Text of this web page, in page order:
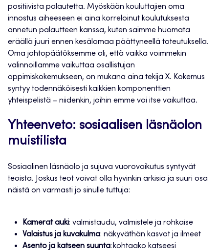
positiivista palautetta. Myöskään kouluttajien oma
innostus aiheeseen ei aina korreloinut koulutuksesta
annetun palautteen kanssa, kuten saimme huomata
eräällä juuri ennen kesälomaa päättyneellä toteutuksella.
Oma johtopäätöksemme oli, että vaikka voimmekin
valinnoillamme vaikuttaa osallistujan
oppimiskokemukseen, on mukana aina tekijä X. Kokemus
syntyy todennäköisesti kaikkien komponenttien
yhteispelistä – niidenkin, joihin emme voi itse vaikuttaa.
Yhteenveto: sosiaalisen läsnäolon
muistilista
Sosiaalinen läsnäolo ja sujuva vuorovaikutus syntyvät
teoista. Joskus teot voivat olla hyvinkin arkisia ja suuri osa
näistä on varmasti jo sinulle tuttuja:
Kamerat auki: valmistaudu, valmistele ja rohkaise
Valaistus ja kuvakulma: näkyväthän kasvot ja ilmeet
Asento ja katseen suunta: kohtaako katseesi